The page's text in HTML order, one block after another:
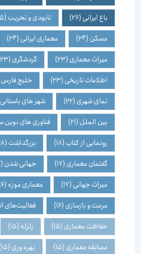
باغ ایرانی(26) نابودی و تخریب(25)
مسکن(24) معماری ایرانی(24)
میراث معماری(23) گردشگری(23)
اطلاعات تاریخی(23) خلیج فارس(23)
نمای شهری(22) شهر های باستانی(21)
بین الملل(21) فناوری های نوین
رونمایی از کتاب(18) بزرگداشت(18)
گفتمان معماری(17) جهانی شدن(17)
میراث جهانی(17) معماری موزه(16)
مرمت و بازسازی(16) فعالیت‌های
حفاظت معماری(15) زلزله(15)
مسابقه معماری(15) بهره وری(15)